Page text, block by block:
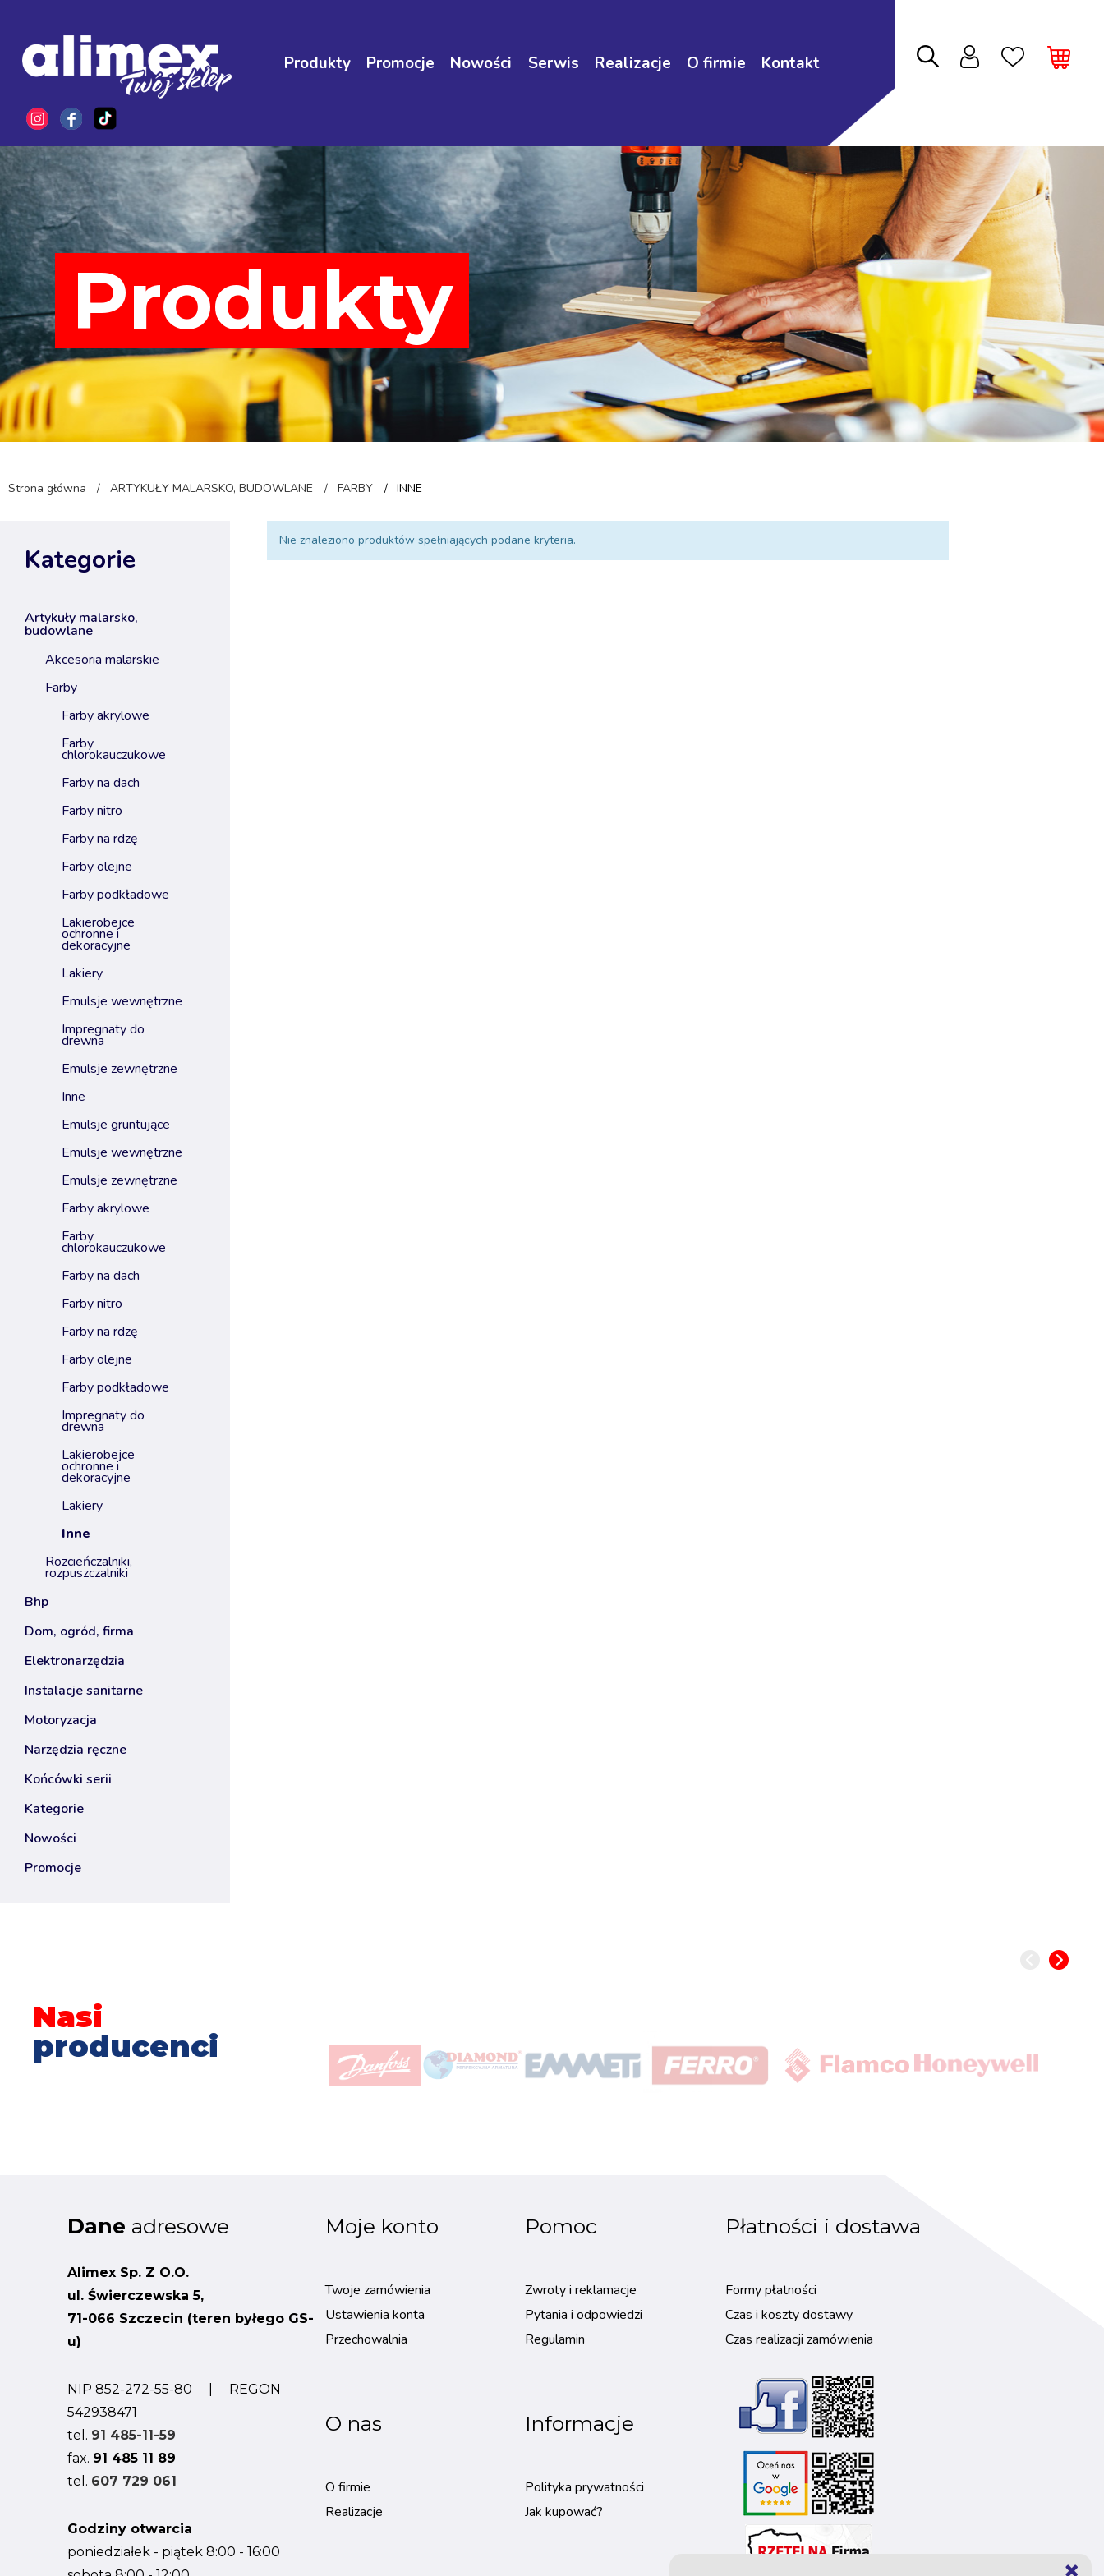
Produkty Promocje Nowości Serwis Realizacje O firmie Kontakt
Produkty
Strona główna / ARTYKUŁY MALARSKO, BUDOWLANE / FARBY / INNE
Kategorie
artykuły malarsko,
budowlane
akcesoria malarskie
farby
farby akrylowe
farby
chlorokauczukowe
farby na dach
farby nitro
farby na rdzę
farby olejne
farby podkładowe
lakierobejce
ochronne i
dekoracyjne
lakiery
emulsje wewnętrzne
impregnaty do
drewna
emulsje zewnętrzne
inne
emulsje gruntujące
emulsje wewnętrzne
emulsje zewnętrzne
farby akrylowe
farby
chlorokauczukowe
farby na dach
farby nitro
farby na rdzę
farby olejne
farby podkładowe
impregnaty do
drewna
lakierobejce
ochronne i
dekoracyjne
lakiery
inne
rozcieńczalniki,
rozpuszczalniki
bhp
dom, ogród, firma
elektronarzędzia
instalacje sanitarne
motoryzacja
narzędzia ręczne
końcówki serii
kategorie
nowości
promocje
Nie znaleziono produktów spełniających podane kryteria.
Nasi
producenci
Dane adresowe
Alimex Sp. Z O.O.
ul. Świerczewska 5,
71-066 Szczecin (teren byłego GS-
u)
NIP 852-272-55-80 | REGON
542938471
tel. 91 485-11-59
fax. 91 485 11 89
tel. 607 729 061
Godziny otwarcia
poniedziałek - piątek 8:00 - 16:00
Moje konto
Twoje zamówienia
Ustawienia konta
Przechowalnia
Pomoc
Zwroty i reklamacje
Pytania i odpowiedzi
Regulamin
Płatności i dostawa
Formy płatności
Czas i koszty dostawy
Czas realizacji zamówienia
O nas
O firmie
Realizacje
Informacje
Polityka prywatności
Jak kupować?